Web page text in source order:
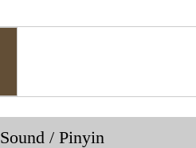
Sound / Pinyin